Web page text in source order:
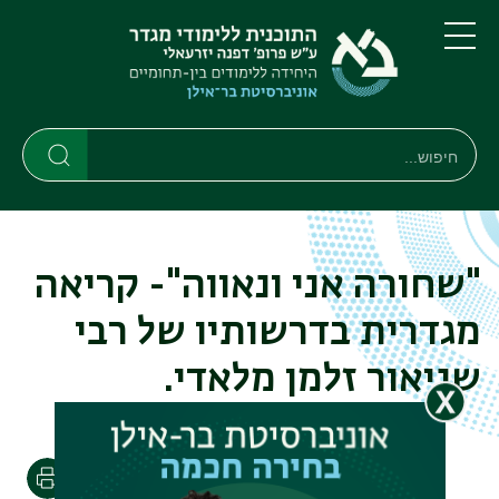
לתוכן
העיקרי
לתפריט
ניווט
ראשי
חיפוש
חיפוש
"שחורה אני ונאווה"- קריאה
מגדרית בדרשותיו של רבי
שניאור זלמן מלאדי.